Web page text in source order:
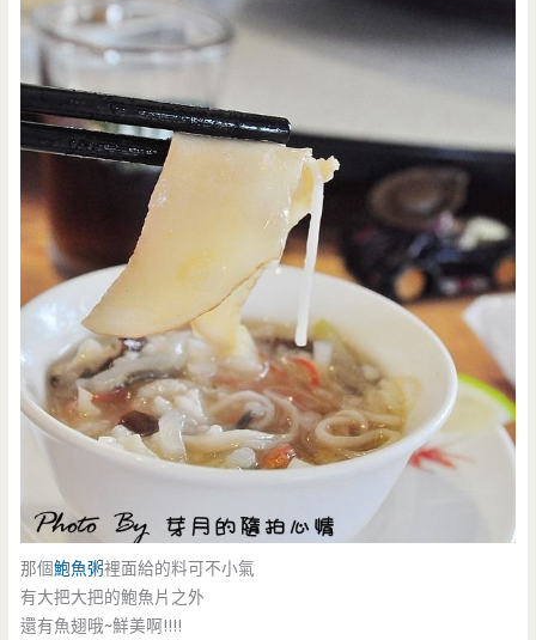
那個鮑魚粥裡面給的料可不小氣
有大把大把的鮑魚片之外
還有魚翅哦~鮮美啊!!!!